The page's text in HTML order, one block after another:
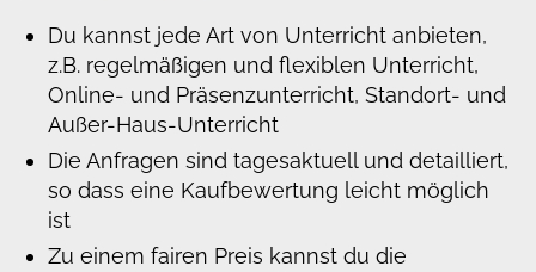
Du kannst jede Art von Unterricht anbieten,
z.B. regelmäßigen und flexiblen Unterricht,
Online- und Präsenzunterricht, Standort- und
Außer-Haus-Unterricht
Die Anfragen sind tagesaktuell und detailliert,
so dass eine Kaufbewertung leicht möglich
ist
Zu einem fairen Preis kannst du die